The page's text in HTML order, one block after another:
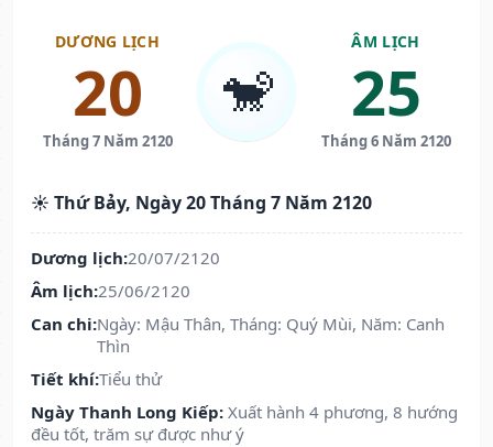
DƯƠNG LỊCH
20
Tháng 7 Năm 2120
🐒
ÂM LỊCH
25
Tháng 6 Năm 2120
☀️ Thứ Bảy, Ngày 20 Tháng 7 Năm 2120
Dương lịch:20/07/2120
Âm lịch:25/06/2120
Can chi:Ngày: Mậu Thân, Tháng: Quý Mùi, Năm: Canh
Thìn
Tiết khí:Tiểu thử
Ngày Thanh Long Kiếp: Xuất hành 4 phương, 8 hướng
đều tốt, trăm sự được như ý